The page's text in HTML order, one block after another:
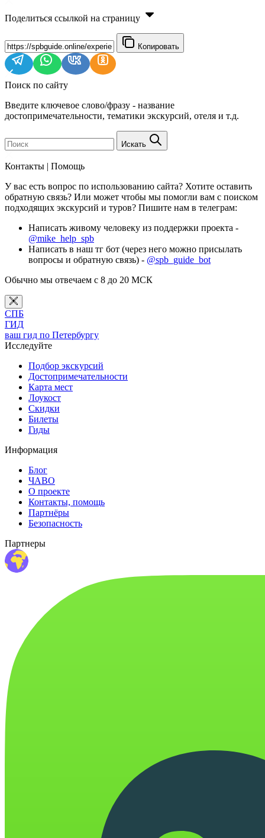
Поделиться ссылкой на страницу
Копировать
Поиск по сайту
Введите ключевое слово/фразу - название
достопримечательности, тематики экскурсий, отеля и т.д.
Искать
Контакты | Помощь
У вас есть вопрос по использованию сайта? Хотите оставить
обратную связь? Или может чтобы мы помогли вам с поиском
подходящих экскурсий и туров? Пишите нам в телеграм:
Написать живому человеку из поддержки проекта -
@mike_help_spb
Написать в наш тг бот (через него можно присылать
вопросы и обратную связь) - @spb_guide_bot
Обычно мы отвечаем с 8 до 20 МСК
СПБ
ГИД
ваш гид по Петербургу
Исследуйте
Подбор экскурсий
Достопримечательности
Карта мест
Лоукост
Скидки
Билеты
Гиды
Информация
Блог
ЧАВО
О проекте
Контакты, помощь
Партнёры
Безопасность
Партнеры